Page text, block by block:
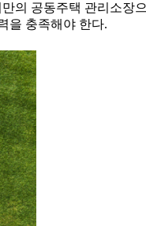
의 공동주택 관리소장
을 충족해야 한다.